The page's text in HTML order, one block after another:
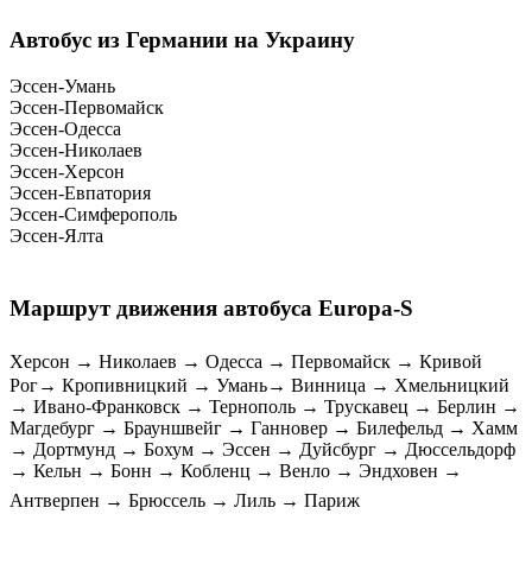
Автобус из Германии на Украину
Эссен-Умань
Эссен-Первомайск
Эссен-Одесса
Эссен-Николаев
Эссен-Херсон
Эссен-Евпатория
Эссен-Симферополь
Эссен-Ялта
Маршрут движения автобуса Europa-S
Херсон → Николаев → Одесса → Первомайск → Кривой
Рог→ Кропивницкий → Умань→ Винница → Хмельницкий
→ Ивано-Франковск → Тернополь → Трускавец → Берлин →
Магдебург → Брауншвейг → Ганновер → Билефельд → Хамм
→ Дортмунд → Бохум → Эссен → Дуйсбург → Дюссельдорф
→ Кельн → Бонн → Кобленц → Венло → Эндховен →
Антверпен → Брюссель → Лиль → Париж